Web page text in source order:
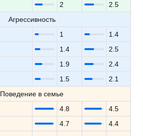
2
2.5
Агрессивность
1
1.4
1.4
2.5
1.9
2.4
1.5
2.1
Поведение в семье
4.8
4.5
4.7
4.4